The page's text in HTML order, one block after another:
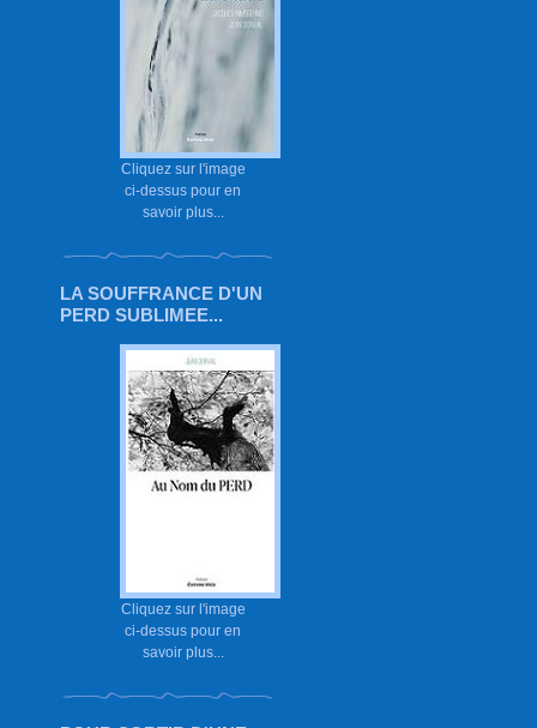
Cliquez sur l'image
ci-dessus pour en
savoir plus...
LA SOUFFRANCE D'UN
PERD SUBLIMEE...
Cliquez sur l'image
ci-dessus pour en
savoir plus...